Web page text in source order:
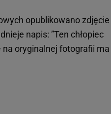
opublikowano zdjęcie
napis: ”Ten chłopiec
na oryginalnej fotografii ma